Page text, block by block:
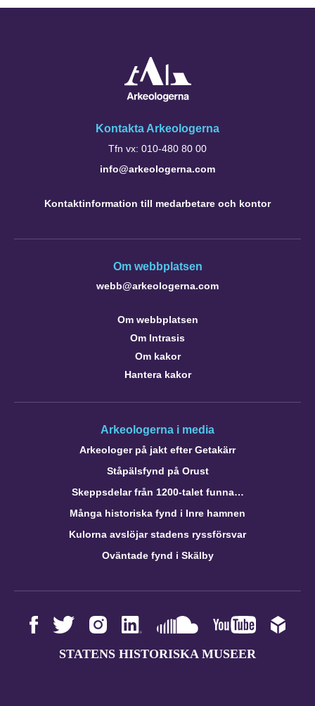
Kontakta Arkeologerna
Tfn vx: 010-480 80 00
info@arkeologerna.com
Kontaktinformation till medarbetare och kontor
Om webbplatsen
webb@arkeologerna.com
Om webbplatsen
Om Intrasis
Om kakor
Hantera kakor
Arkeologerna i media
Arkeologer på jakt efter Getakärr
Ståpälsfynd på Orust
Skeppsdelar från 1200-talet funna…
Många historiska fynd i Inre hamnen
Kulorna avslöjar stadens ryssförsvar
Oväntade fynd i Skälby
STATENS HISTORISKA MUSEER